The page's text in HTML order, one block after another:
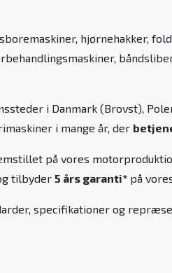
hjørnehakker,
i Danmark (Brovst),
i mange år, der
på vores
tilbyder 5 års garanti* på
specifikationer og